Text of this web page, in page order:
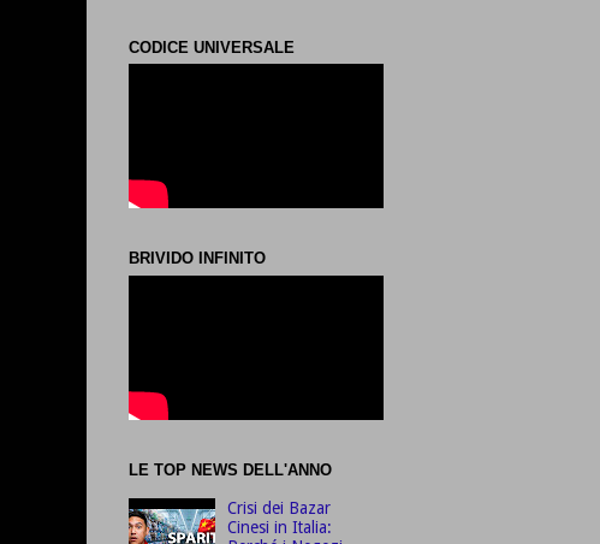
CODICE UNIVERSALE
BRIVIDO INFINITO
LE TOP NEWS DELL'ANNO
Crisi dei Bazar
Cinesi in Italia: